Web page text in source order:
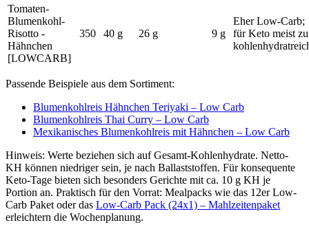
Tomaten-
Blumenkohl-
Risotto -
Hähnchen
[LOWCARB]
350 40 g 26 g 9 g
Eher Low-Carb;
für Keto meist zu
Passende Beispiele aus dem Sortiment:
Blumenkohlreis Hähnchen Teriyaki – Low Carb
Blumenkohlreis Thai Curry – Low Carb
Mexikanisches Blumenkohlreis mit Hähnchen – Low Carb
Hinweis: Werte beziehen sich auf Gesamt-Kohlenhydrate. Netto-
KH können niedriger sein, je nach Ballaststoffen. Für konsequente
Keto-Tage bieten sich besonders Gerichte mit ca. 10 g KH je
Portion an. Praktisch für den Vorrat: Mealpacks wie das 12er Low-
Carb Paket oder das Low-Carb Pack (24x1) – Mahlzeitenpaket
erleichtern die Wochenplanung.